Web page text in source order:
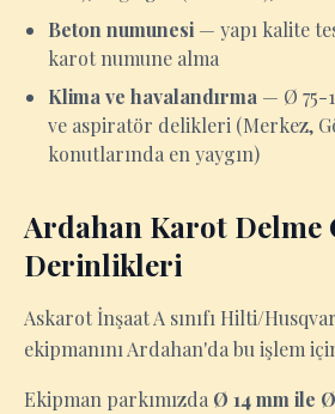
Beton numunesi — yapı kalite
karot numune alma
Klima ve havalandırma — Ø 75-
ve aspiratör delikleri (Merkez,
konutlarında en yaygın)
Ardahan Karot Delme
Derinlikleri
Askarot İnşaat A sınıfı Hilti/
ekipmanını Ardahan'da bu işlem
Ekipman parkımızda Ø 14 mm ile